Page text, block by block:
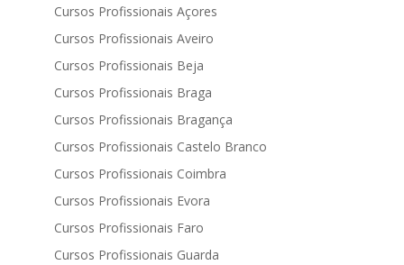
Cursos Profissionais Açores
Cursos Profissionais Aveiro
Cursos Profissionais Beja
Cursos Profissionais Braga
Cursos Profissionais Bragança
Cursos Profissionais Castelo Branco
Cursos Profissionais Coimbra
Cursos Profissionais Evora
Cursos Profissionais Faro
Cursos Profissionais Guarda